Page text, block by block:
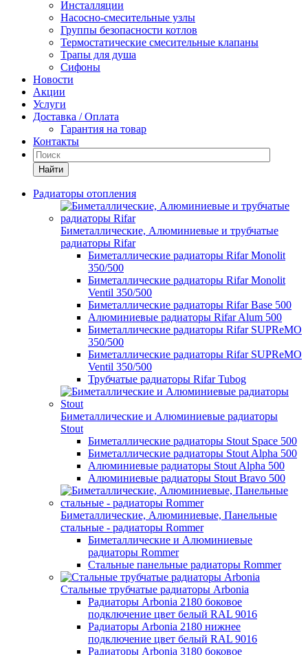
Инсталляции
Насосно-смесительные узлы
Группы безопасности котлов
Термостатические смесительные клапаны
Трапы для душа
Сифоны
Новости
Акции
Услуги
Доставка / Оплата
Гарантия на товар
Контакты
Найти
Радиаторы отопления
Биметаллические, Алюминиевые и трубчатые
радиаторы Rifar
Биметаллические радиаторы Rifar Monolit
350/500
Биметаллические радиаторы Rifar Monolit
Ventil 350/500
Биметаллические радиаторы Rifar Base 500
Алюминиевые радиаторы Rifar Alum 500
Биметаллические радиаторы Rifar SUPReMO
350/500
Биметаллические радиаторы Rifar SUPReMO
Ventil 350/500
Трубчатые радиаторы Rifar Tubog
Биметаллические и Алюминиевые радиаторы
Stout
Биметаллические радиаторы Stout Space 500
Биметаллические радиаторы Stout Alpha 500
Алюминиевые радиаторы Stout Alpha 500
Алюминиевые радиаторы Stout Bravo 500
Биметаллические, Алюминиевые, Панельные
стальные - радиаторы Rommer
Биметаллические и Алюминиевые
радиаторы Rommer
Стальные панельные радиаторы Rommer
Стальные трубчатые радиаторы Arbonia
Радиаторы Arbonia 2180 боковое
подключение цвет белый RAL 9016
Радиаторы Arbonia 2180 нижнее
подключение цвет белый RAL 9016
Радиаторы Arbonia 3180 боковое